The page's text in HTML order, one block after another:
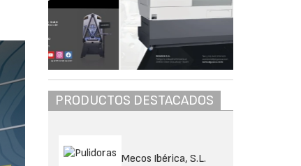
PRODUCTOS DESTACADOS
Mecos Ibérica, S.L.